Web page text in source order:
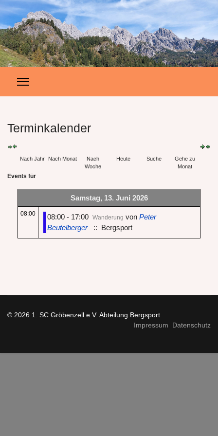
Terminkalender
Nach Jahr Nach Monat
Nach
Woche
Heute Suche
Gehe zu
Monat
Events für
Samstag, 13. Juni 2026
08:00 08:00 - 17:00 Wanderung von Peter
Beutelberger
:: Bergsport
© 2026 1. SC Gröbenzell e.V. Abteilung Bergsport
Impressum
Datenschutz